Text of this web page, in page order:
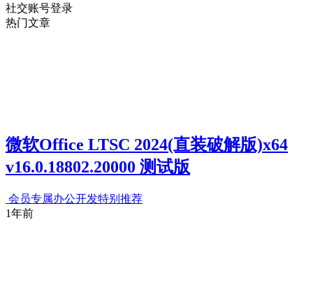
社交账号登录
热门文章
微软Office LTSC 2024(直装破解版)x64
v16.0.18802.20000 测试版
会员专属办公开发特别推荐
1年前